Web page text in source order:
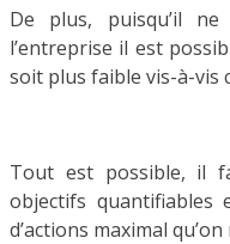
De plus, puisqu’il
l’entreprise il est
soit plus faible vis-à-vis
Tout est possible, il
objectifs quantifiables
d’actions maximal